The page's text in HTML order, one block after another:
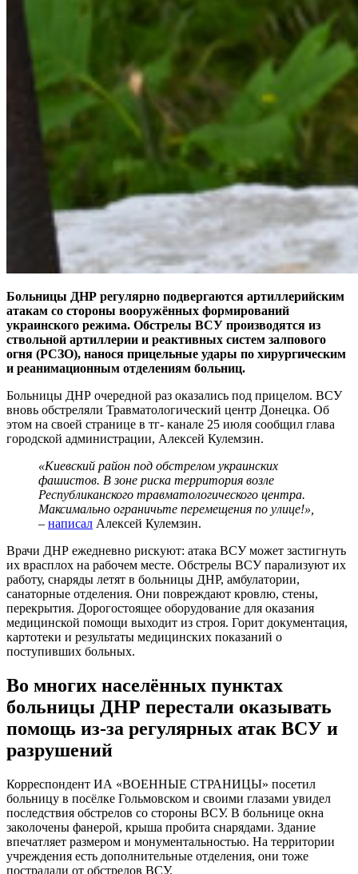
Больницы ДНР регулярно подвергаются артиллерийским
атакам со стороны вооружённых формирований
украинского режима. Обстрелы ВСУ производятся из
ствольной артиллерии и реактивных систем залпового
огня (РСЗО), нанося прицельные удары по хирургическим
и реанимационным отделениям больниц.
Больницы ДНР очередной раз оказались под прицелом. ВСУ
вновь обстреляли Травматологический центр Донецка. Об
этом на своей странице в тг- канале 25 июля сообщил глава
городской администрации, Алексей Кулемзин.
«Киевский район под обстрелом украинских
фашистов. В зоне риска территория возле
Республиканского травматологического центра.
Максимально ограничьте перемещения по улице!»,
– написал Алексей Кулемзин.
Врачи ДНР ежедневно рискуют: атака ВСУ может застигнуть
их врасплох на рабочем месте. Обстрелы ВСУ парализуют их
работу, снаряды летят в больницы ДНР, амбулатории,
санаторные отделения. Они повреждают кровлю, стены,
перекрытия. Дорогостоящее оборудование для оказания
медицинской помощи выходит из строя. Горит документация,
картотеки и результаты медицинских показаний о
поступивших больных.
Во многих населённых пунктах
больницы ДНР перестали оказывать
помощь из-за регулярных атак ВСУ и
разрушений
Корреспондент ИА «ВОЕННЫЕ СТРАНИЦЫ» посетил
больницу в посёлке Гольмовском и своими глазами увидел
последствия обстрелов со стороны ВСУ. В больнице окна
заколочены фанерой, крыша пробита снарядами. Здание
впечатляет размером и монументальностью. На территории
учреждения есть дополнительные отделения, они тоже
пострадали от обстрелов ВСУ.